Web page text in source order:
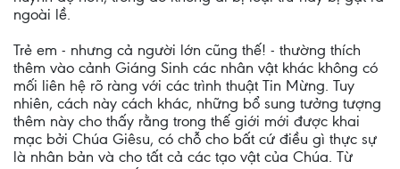
ngoài lề.
Trẻ em - nhưng cả người lớn cũng thế! - thường thích
thêm vào cảnh Giáng Sinh các nhân vật khác không có
mối liên hệ rõ ràng với các trình thuật Tin Mừng. Tuy
nhiên, cách này cách khác, những bổ sung tưởng tượng
thêm này cho thấy rằng trong thế giới mới được khai
mạc bởi Chúa Giêsu, có chỗ cho bất cứ điều gì thực sự
là nhân bản và cho tất cả các tạo vật của Chúa. Từ